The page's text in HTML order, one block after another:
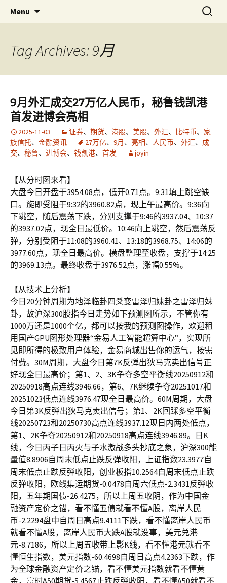
金易网 ｜ 精确严谨比较多空，
联衡辨析把握节奏，计算－－为
了无法计算的价值！
金易网
Menu
搜
索：
Tag Archives: 9月
9月外汇成交27万亿人民币，秘鲁钱凯港
首发进博会亮相
2025-11-03 证券、 期货、 港股、 美股、 外汇、 比特币、 家
族信托、 金融资讯 27万亿、 9月、 亮相、 人民币、 外汇、 成
交、 秘鲁、 进博会、 钱凯港、 首发 joyin
【从分时图来看】
大盘今日开盘于3954.08点，低开0.71点。9:31填上跳空缺
口。旋即受阻于9:32的3960.82点，现上午最高价。9:36向
下跳空，随后震荡下跌，分别支撑于9:46的3937.04、10:37
的3937.02点，现全日最低价。10:46向上跳空，然后震荡反
弹，分别受阻于11:08的3960.41、13:18的3968.75、14:06的
3977.60点，现全日最高价。横盘整理至收盘，支撑于14:25
的3969.13点。最终收盘于3976.52点，涨幅0.55%。
【从技术上分析】
今日20分钟周期为地泽临卦四爻变雷泽归妹卦之雷泽归妹
卦，故沪深300股指今日走势如下预测图所示，不管你有
1000万还是1000个亿，都可以按我的预测图操作，欢迎租
用国产GPU图形处理器“金易人工智能超算中心”，实现所
见即所得的极致用户体验，金易商城出售你的运气，按需
付费。30M周期，大盘今日第7K反弹出狄马克卖出信号正
好现全日最高价；第1、2、3K争夺多空平衡线20250912和
20250918高点连线3946.66，第6、7K继续争夺20251017和
20251023低点连线3976.47现全日最高价。60M周期，大盘
今日第3K反弹出狄马克卖出信号；第1、2K回踩多空平衡
线20250723和20250730高点连线3937.12现日内两处低点，
第1、2K争夺20250912和20250918高点连线3946.89。日K
线，今日丙子日丙火与子水激战多头抄底之象，沪深300能
量值8.8906自周末低点止跌反弹收阳，上证指数23.3977自
周末低点止跌反弹收阳，创业板指10.2564自周末低点止跌
反弹收阳，欧线集运期货-0.0478自周六低点-2.3431反弹收
阳，五年期国债-26.4275，所以上周五收阴，作为中国金
融资产定价之锚，看不懂五债就看不懂A股，离岸人民
币-2.2294盘中自周日高点9.4111下跌，看不懂离岸人民币
就看不懂A股，离岸人民币大跌A股就没事，美元兑港
元-8.7186，所以上周五收带上影K线，看不懂港元就看不
懂恒生指数，美元指数-60.4698自周日高点4.2363下跌，作
为全球金融资产定价之锚，看不懂美元指数就看不懂黄
金，富时A50期货-5.4567止跌反弹收阳，看不懂A50就看不